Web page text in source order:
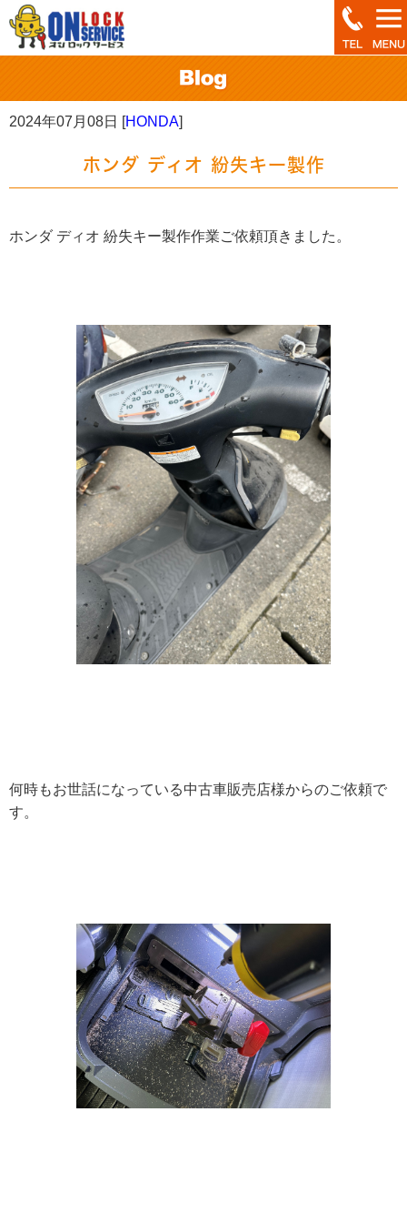
2024年07月08日 [HONDA]
ホンダ ディオ 紛失キー製作
ホンダ ディオ 紛失キー製作作業ご依頼頂きました。
何時もお世話になっている中古車販売店様からのご依頼で
す。